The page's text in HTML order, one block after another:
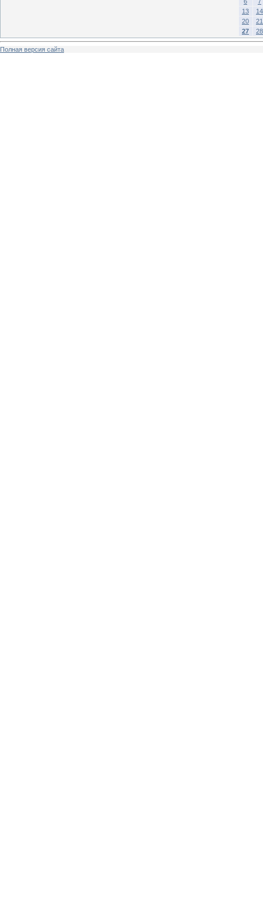
13
14
20
21
27
28
Полная версия сайта